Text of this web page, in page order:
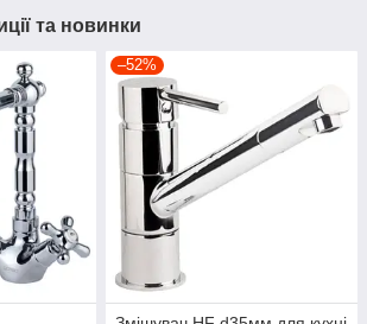
та новинки
–52%